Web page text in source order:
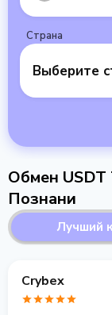
Страна
Выберите
Обмен USDT
Познани
Лучший
Crybex